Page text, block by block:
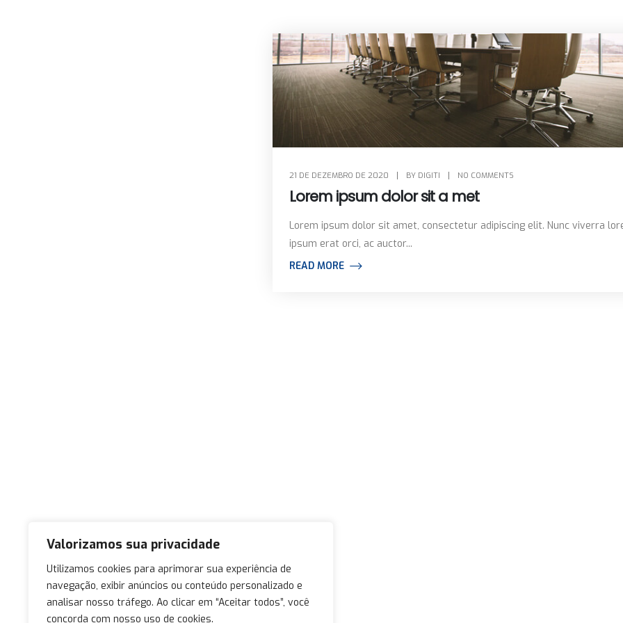
Valorizamos sua privacidade
Utilizamos cookies para aprimorar sua experiência de
navegação, exibir anúncios ou conteúdo personalizado e
analisar nosso tráfego. Ao clicar em “Aceitar todos”, você
concorda com nosso uso de cookies.
21 DE DEZEMBRO DE 2020 BY DIGITI NO COMMENTS
Lorem ipsum dolor sit a met
Lorem ipsum dolor sit amet, consectetur adipiscing elit. Nunc viverra
ipsum erat orci, ac auctor...
READ MORE